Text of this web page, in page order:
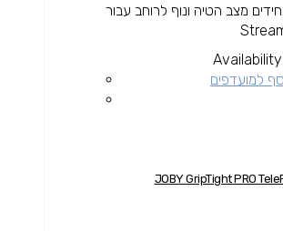
מצב הטיה ונוף לרוחב עבור
Availability:
למועדפים